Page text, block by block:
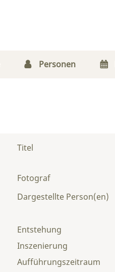
Personen
Titel
Fotograf
Dargestellte Person(en)
Entstehung
Inszenierung
Aufführungszeitraum